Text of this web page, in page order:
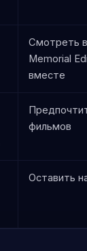
Смотреть
Memorial
вместе
фильмов
Оставить